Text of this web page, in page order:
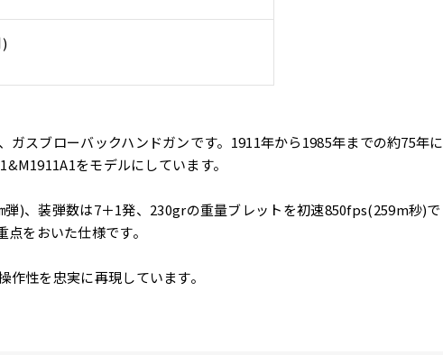
ガスブローバックハンドガンです。1911年から1985年までの約75年に
をモデルにしています。
)、装弾数は7＋1発、230grの重量ブレットを初速850fps(259m秒)で
をおいた仕様です。
性を忠実に再現しています。